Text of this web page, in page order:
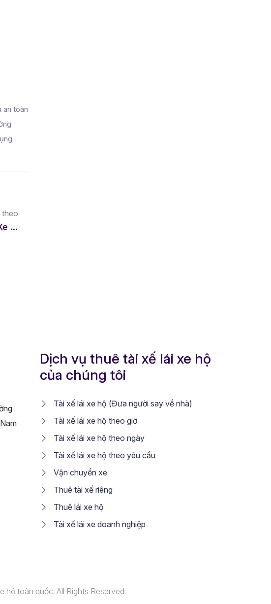
an toàn
theo
Dịch Vụ Thuê Tài Xế Lái Xe Hộ Tại Miền Tây – LMD Đảm Bảo An Toàn Cho Mọi Hành Trình
Dịch vụ thuê tài xế lái xe hộ
của chúng tôi
Tài xế lái xe hộ (Đưa người say về nhà)
Tài xế lái xe hộ theo giờ
Tài xế lái xe hộ theo ngày
Tài xế lái xe hộ theo yêu cầu
Vận chuyển xe
Thuê tài xế riêng
Thuê lái xe hộ
Tài xế lái xe doanh nghiệp
hộ toàn quốc. All Rights Reserved.